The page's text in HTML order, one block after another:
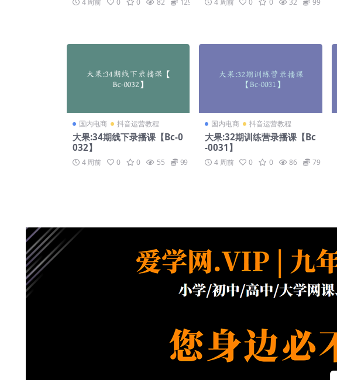
国内电商 抖音运营教程
大果:34期线下录播课【Bc-0
032】
4 周前 0 0 55 99
国内电商 抖音运营教程
大果:32期训练营录播课【Bc
-0031】
4 周前 0 0 86 79